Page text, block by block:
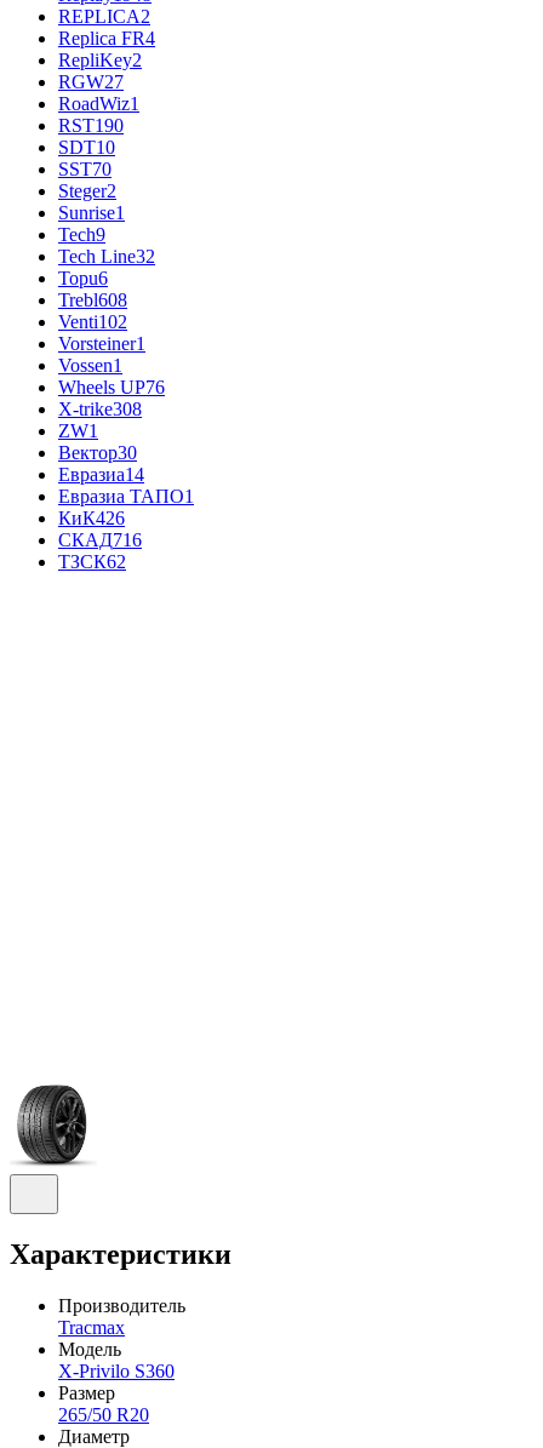
REPLICA2
Replica FR4
RepliKey2
RGW27
RoadWiz1
RST190
SDT10
SST70
Steger2
Sunrise1
Tech9
Tech Line32
Topu6
Trebl608
Venti102
Vorsteiner1
Vossen1
Wheels UP76
X-trike308
ZW1
Вектор30
Евразиа14
Евразиа ТАПО1
КиК426
СКАД716
ТЗСК62
Характеристики
Производитель
Tracmax
Модель
X-Privilo S360
Размер
265/50 R20
Диаметр